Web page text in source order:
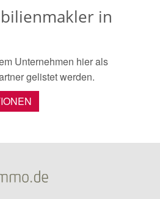
in
Unternehmen hier als
gelistet werden.